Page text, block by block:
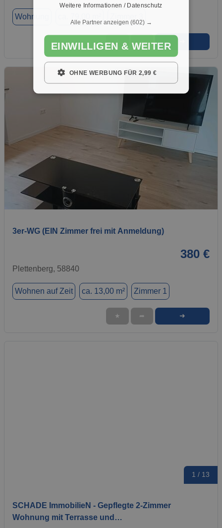
Wohnung
★ ➦
3er-WG (EIN Zimmer frei mit Anmeldung)
380 €
Plettenberg, 58840
Wohnen auf Zeit ca. 13,00 m² Zimmer 1
★ ➦ ➜
1 / 13
SCHADE ImmobilieN - Gepflegte 2-Zimmer
Wohnung mit Terrasse und…
Weitere Informationen / Datenschutz
Alle Partner anzeigen (602) →
EINWILLIGEN & WEITER
OHNE WERBUNG FÜR 2,99 €